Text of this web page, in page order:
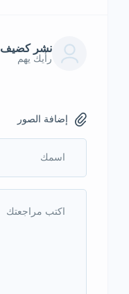
نشر كضيف
رأيك يهم
إضافة الصور